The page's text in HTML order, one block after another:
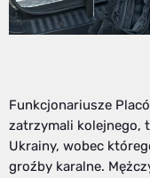
Funkcjonariusze
zatrzymali kolejnego,
Ukrainy, wobec
groźby karalne.